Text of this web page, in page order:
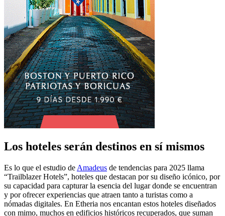
Los hoteles serán destinos en sí mismos
Es lo que el estudio de Amadeus de tendencias para 2025 llama
“Trailblazer Hotels”, hoteles que destacan por su diseño icónico, por
su capacidad para capturar la esencia del lugar donde se encuentran
y por ofrecer experiencias que atraen tanto a turistas como a
nómadas digitales. En Etheria nos encantan estos hoteles diseñados
con mimo, muchos en edificios históricos recuperados, que suman